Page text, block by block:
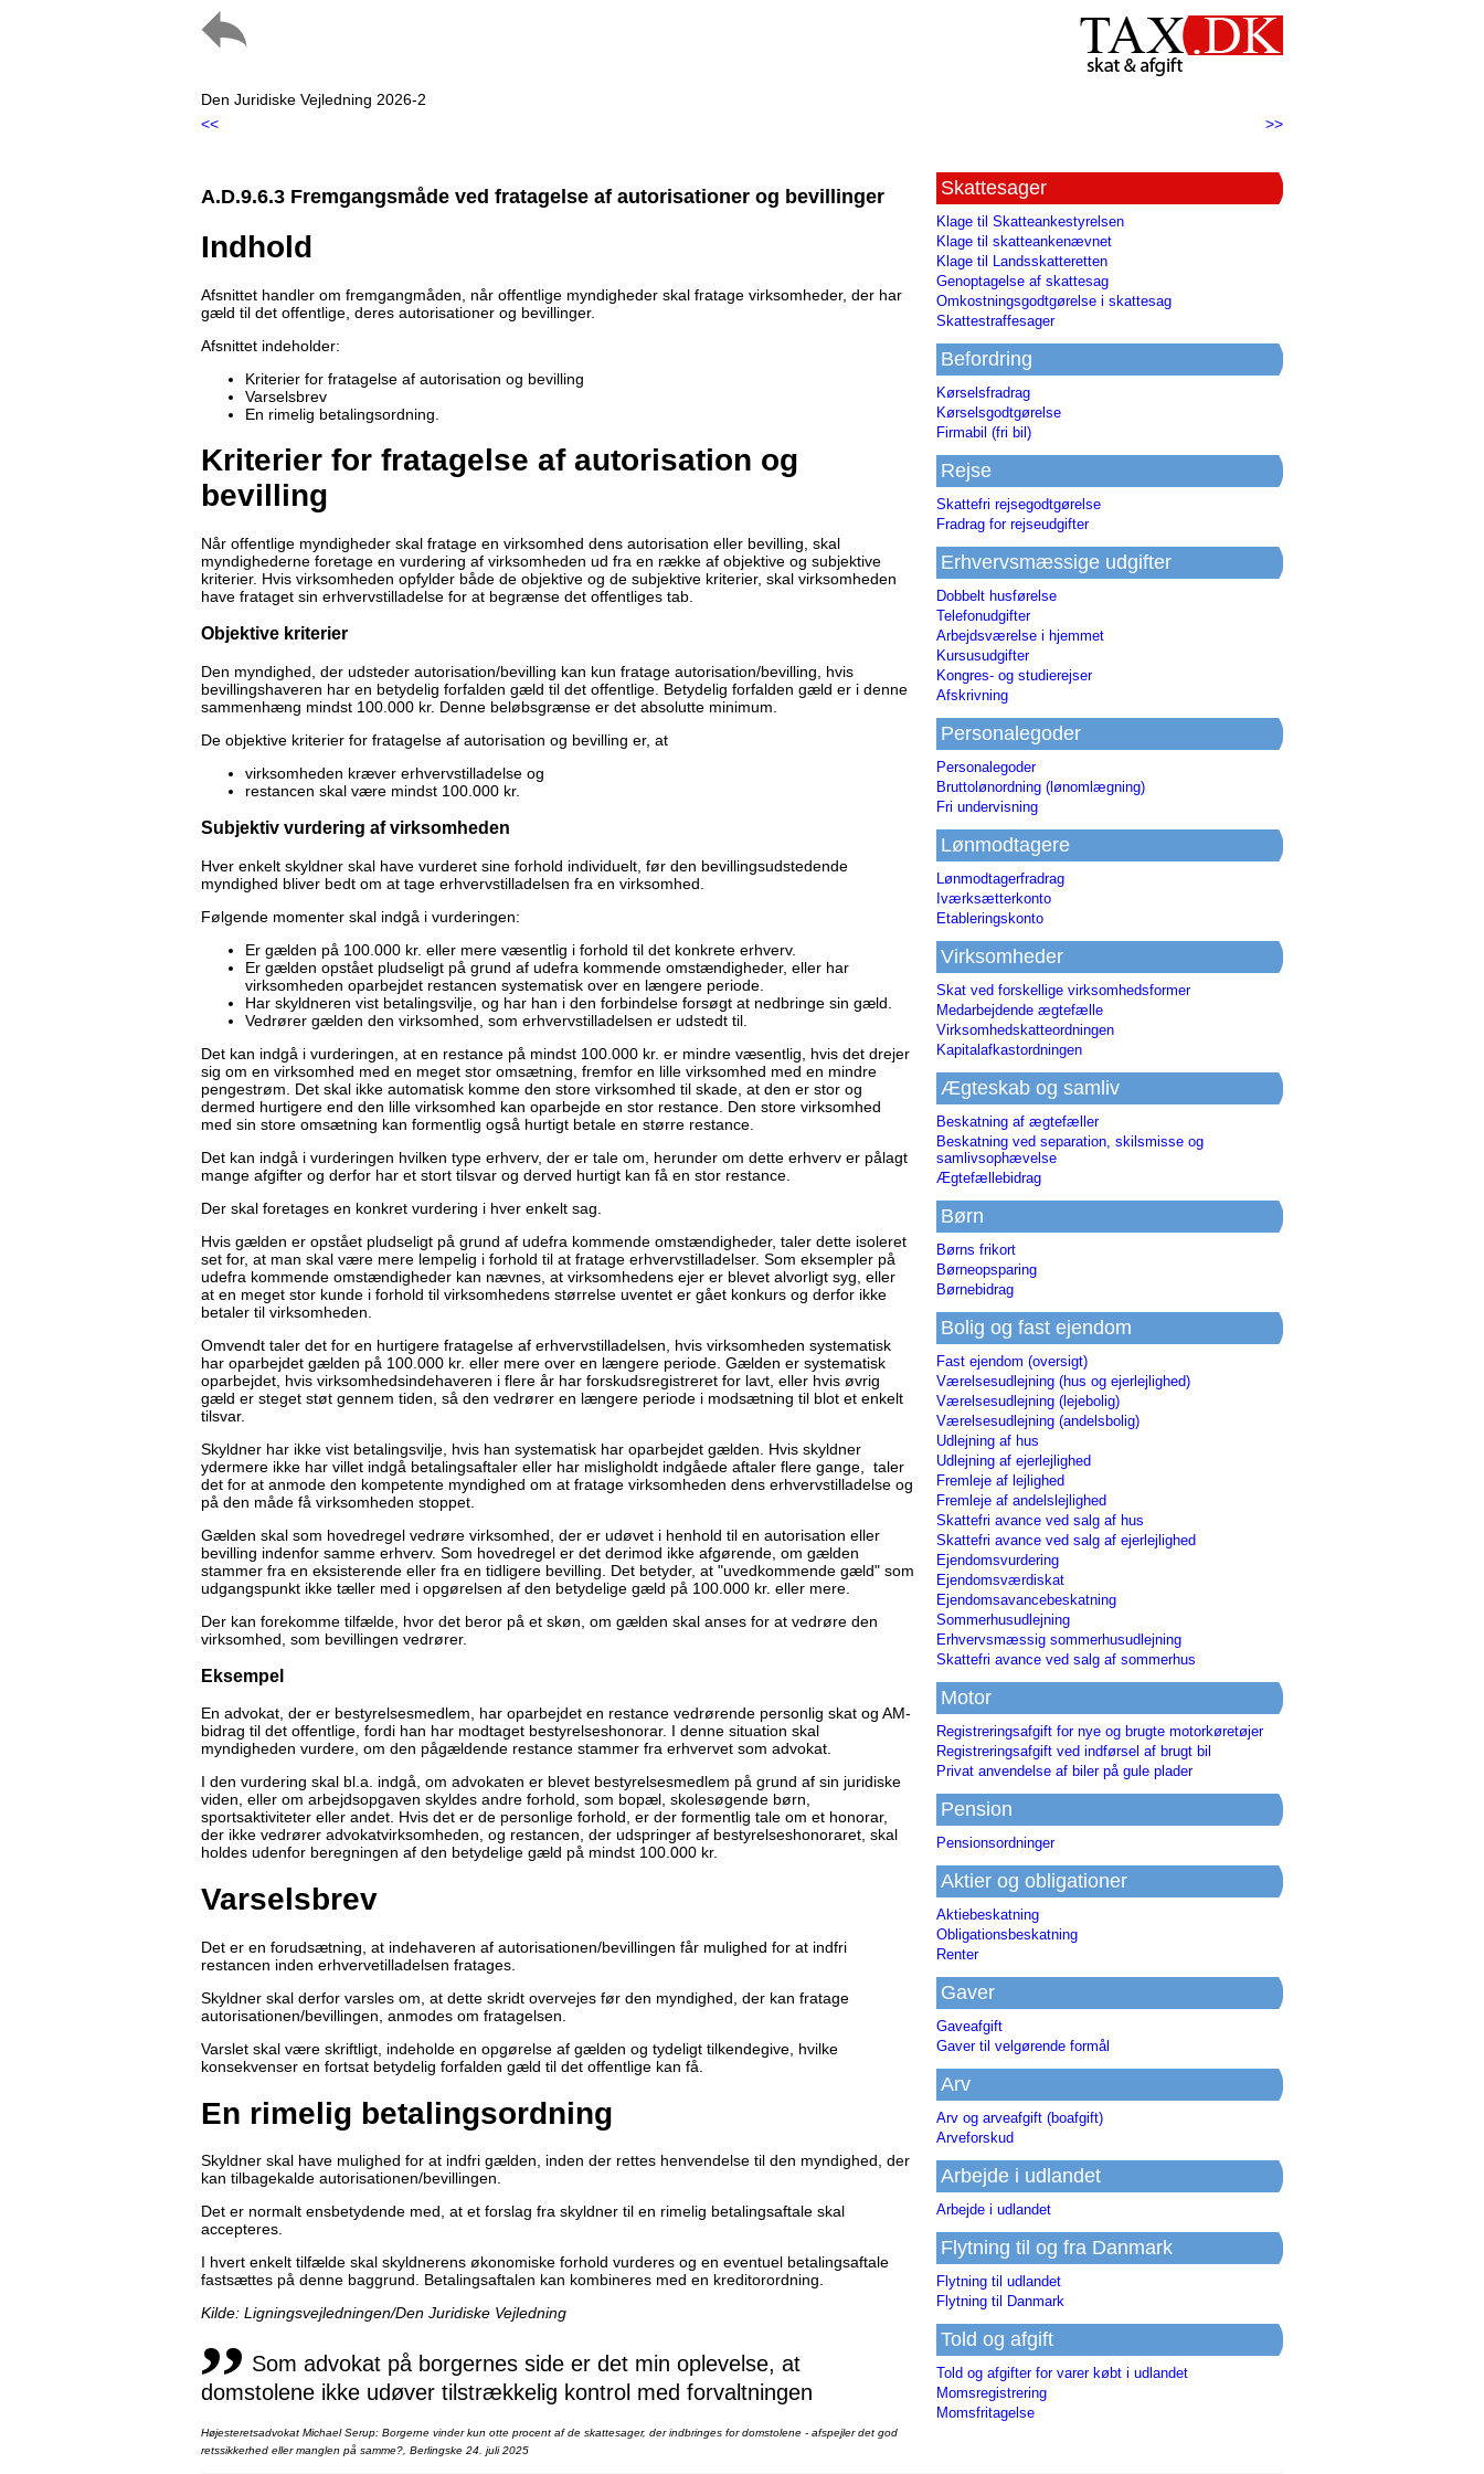
Den Juridiske Vejledning 2026-2
<<
>>
A.D.9.6.3 Fremgangsmåde ved fratagelse af autorisationer og bevillinger
Indhold
Afsnittet handler om fremgangmåden, når offentlige myndigheder skal fratage virksomheder, der har
gæld til det offentlige, deres autorisationer og bevillinger.
Afsnittet indeholder:
Kriterier for fratagelse af autorisation og bevilling
Varselsbrev
En rimelig betalingsordning.
Kriterier for fratagelse af autorisation og
bevilling
Når offentlige myndigheder skal fratage en virksomhed dens autorisation eller bevilling, skal
myndighederne foretage en vurdering af virksomheden ud fra en række af objektive og subjektive
kriterier. Hvis virksomheden opfylder både de objektive og de subjektive kriterier, skal virksomheden
have frataget sin erhvervstilladelse for at begrænse det offentliges tab.
Objektive kriterier
Den myndighed, der udsteder autorisation/bevilling kan kun fratage autorisation/bevilling, hvis
bevillingshaveren har en betydelig forfalden gæld til det offentlige. Betydelig forfalden gæld er i denne
sammenhæng mindst 100.000 kr. Denne beløbsgrænse er det absolutte minimum.
De objektive kriterier for fratagelse af autorisation og bevilling er, at
virksomheden kræver erhvervstilladelse og
restancen skal være mindst 100.000 kr.
Subjektiv vurdering af virksomheden
Hver enkelt skyldner skal have vurderet sine forhold individuelt, før den bevillingsudstedende
myndighed bliver bedt om at tage erhvervstilladelsen fra en virksomhed.
Følgende momenter skal indgå i vurderingen:
Er gælden på 100.000 kr. eller mere væsentlig i forhold til det konkrete erhverv.
Er gælden opstået pludseligt på grund af udefra kommende omstændigheder, eller har
virksomheden oparbejdet restancen systematisk over en længere periode.
Har skyldneren vist betalingsvilje, og har han i den forbindelse forsøgt at nedbringe sin gæld.
Vedrører gælden den virksomhed, som erhvervstilladelsen er udstedt til.
Det kan indgå i vurderingen, at en restance på mindst 100.000 kr. er mindre væsentlig, hvis det drejer
sig om en virksomhed med en meget stor omsætning, fremfor en lille virksomhed med en mindre
pengestrøm. Det skal ikke automatisk komme den store virksomhed til skade, at den er stor og
dermed hurtigere end den lille virksomhed kan oparbejde en stor restance. Den store virksomhed
med sin store omsætning kan formentlig også hurtigt betale en større restance.
Det kan indgå i vurderingen hvilken type erhverv, der er tale om, herunder om dette erhverv er pålagt
mange afgifter og derfor har et stort tilsvar og derved hurtigt kan få en stor restance.
Der skal foretages en konkret vurdering i hver enkelt sag.
Hvis gælden er opstået pludseligt på grund af udefra kommende omstændigheder, taler dette isoleret
set for, at man skal være mere lempelig i forhold til at fratage erhvervstilladelser. Som eksempler på
udefra kommende omstændigheder kan nævnes, at virksomhedens ejer er blevet alvorligt syg, eller
at en meget stor kunde i forhold til virksomhedens størrelse uventet er gået konkurs og derfor ikke
betaler til virksomheden.
Omvendt taler det for en hurtigere fratagelse af erhvervstilladelsen, hvis virksomheden systematisk
har oparbejdet gælden på 100.000 kr. eller mere over en længere periode. Gælden er systematisk
oparbejdet, hvis virksomhedsindehaveren i flere år har forskudsregistreret for lavt, eller hvis øvrig
gæld er steget støt gennem tiden, så den vedrører en længere periode i modsætning til blot et enkelt
tilsvar.
Skyldner har ikke vist betalingsvilje, hvis han systematisk har oparbejdet gælden. Hvis skyldner
ydermere ikke har villet indgå betalingsaftaler eller har misligholdt indgåede aftaler flere gange, taler
det for at anmode den kompetente myndighed om at fratage virksomheden dens erhvervstilladelse og
på den måde få virksomheden stoppet.
Gælden skal som hovedregel vedrøre virksomhed, der er udøvet i henhold til en autorisation eller
bevilling indenfor samme erhverv. Som hovedregel er det derimod ikke afgørende, om gælden
stammer fra en eksisterende eller fra en tidligere bevilling. Det betyder, at "uvedkommende gæld" som
udgangspunkt ikke tæller med i opgørelsen af den betydelige gæld på 100.000 kr. eller mere.
Der kan forekomme tilfælde, hvor det beror på et skøn, om gælden skal anses for at vedrøre den
virksomhed, som bevillingen vedrører.
Eksempel
En advokat, der er bestyrelsesmedlem, har oparbejdet en restance vedrørende personlig skat og AM-
bidrag til det offentlige, fordi han har modtaget bestyrelseshonorar. I denne situation skal
myndigheden vurdere, om den pågældende restance stammer fra erhvervet som advokat.
I den vurdering skal bl.a. indgå, om advokaten er blevet bestyrelsesmedlem på grund af sin juridiske
viden, eller om arbejdsopgaven skyldes andre forhold, som bopæl, skolesøgende børn,
sportsaktiviteter eller andet. Hvis det er de personlige forhold, er der formentlig tale om et honorar,
der ikke vedrører advokatvirksomheden, og restancen, der udspringer af bestyrelseshonoraret, skal
holdes udenfor beregningen af den betydelige gæld på mindst 100.000 kr.
Varselsbrev
Det er en forudsætning, at indehaveren af autorisationen/bevillingen får mulighed for at indfri
restancen inden erhvervetilladelsen fratages.
Skyldner skal derfor varsles om, at dette skridt overvejes før den myndighed, der kan fratage
autorisationen/bevillingen, anmodes om fratagelsen.
Varslet skal være skriftligt, indeholde en opgørelse af gælden og tydeligt tilkendegive, hvilke
konsekvenser en fortsat betydelig forfalden gæld til det offentlige kan få.
En rimelig betalingsordning
Skyldner skal have mulighed for at indfri gælden, inden der rettes henvendelse til den myndighed, der
kan tilbagekalde autorisationen/bevillingen.
Det er normalt ensbetydende med, at et forslag fra skyldner til en rimelig betalingsaftale skal
accepteres.
I hvert enkelt tilfælde skal skyldnerens økonomiske forhold vurderes og en eventuel betalingsaftale
fastsættes på denne baggrund. Betalingsaftalen kan kombineres med en kreditorordning.
Kilde: Ligningsvejledningen/Den Juridiske Vejledning
,, Som advokat på borgernes side er det min oplevelse, at
domstolene ikke udøver tilstrækkelig kontrol med forvaltningen
Højesteretsadvokat Michael Serup: Borgerne vinder kun otte procent af de skattesager, der indbringes for domstolene - afspejler det god
retssikkerhed eller manglen på samme?, Berlingske 24. juli 2025
Skattesager
Klage til Skatteankestyrelsen
Klage til skatteankenævnet
Klage til Landsskatteretten
Genoptagelse af skattesag
Omkostningsgodtgørelse i skattesag
Skattestraffesager
Befordring
Kørselsfradrag
Kørselsgodtgørelse
Firmabil (fri bil)
Rejse
Skattefri rejsegodtgørelse
Fradrag for rejseudgifter
Erhvervsmæssige udgifter
Dobbelt husførelse
Telefonudgifter
Arbejdsværelse i hjemmet
Kursusudgifter
Kongres- og studierejser
Afskrivning
Personalegoder
Personalegoder
Bruttolønordning (lønomlægning)
Fri undervisning
Lønmodtagere
Lønmodtagerfradrag
Iværksætterkonto
Etableringskonto
Virksomheder
Skat ved forskellige virksomhedsformer
Medarbejdende ægtefælle
Virksomhedskatteordningen
Kapitalafkastordningen
Ægteskab og samliv
Beskatning af ægtefæller
Beskatning ved separation, skilsmisse og
samlivsophævelse
Ægtefællebidrag
Børn
Børns frikort
Børneopsparing
Børnebidrag
Bolig og fast ejendom
Fast ejendom (oversigt)
Værelsesudlejning (hus og ejerlejlighed)
Værelsesudlejning (lejebolig)
Værelsesudlejning (andelsbolig)
Udlejning af hus
Udlejning af ejerlejlighed
Fremleje af lejlighed
Fremleje af andelslejlighed
Skattefri avance ved salg af hus
Skattefri avance ved salg af ejerlejlighed
Ejendomsvurdering
Ejendomsværdiskat
Ejendomsavancebeskatning
Sommerhusudlejning
Erhvervsmæssig sommerhusudlejning
Skattefri avance ved salg af sommerhus
Motor
Registreringsafgift for nye og brugte motorkøretøjer
Registreringsafgift ved indførsel af brugt bil
Privat anvendelse af biler på gule plader
Pension
Pensionsordninger
Aktier og obligationer
Aktiebeskatning
Obligationsbeskatning
Renter
Gaver
Gaveafgift
Gaver til velgørende formål
Arv
Arv og arveafgift (boafgift)
Arveforskud
Arbejde i udlandet
Arbejde i udlandet
Flytning til og fra Danmark
Flytning til udlandet
Flytning til Danmark
Told og afgift
Told og afgifter for varer købt i udlandet
Momsregistrering
Momsfritagelse